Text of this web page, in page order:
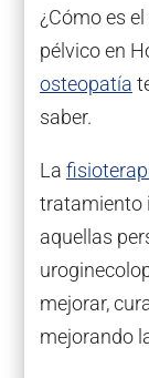
¿Cómo es
pélvico en
osteopatía
saber.
La
tratamiento
aquellas
mejorar,
mejorando